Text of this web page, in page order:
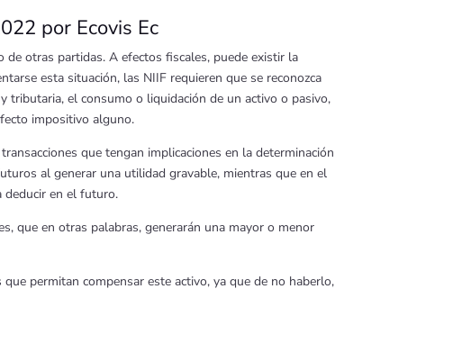
por Ecovis Ec
otras partidas. A efectos fiscales, puede existir la
esta situación, las NIIF requieren que se reconozca
tributaria, el consumo o liquidación de un activo o pasivo,
impositivo alguno.
que tengan implicaciones en la determinación
al generar una utilidad gravable, mientras que en el
deducir en el futuro.
que en otras palabras, generarán una mayor o menor
permitan compensar este activo, ya que de no haberlo,